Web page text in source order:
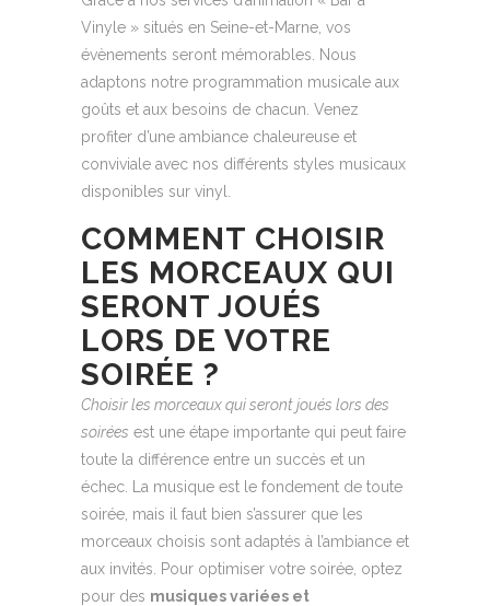
Vinyle » situés en Seine-et-Marne, vos
évènements seront mémorables. Nous
adaptons notre programmation musicale aux
goûts et aux besoins de chacun. Venez
profiter d’une ambiance chaleureuse et
conviviale avec nos différents styles musicaux
disponibles sur vinyl.
COMMENT CHOISIR
LES MORCEAUX QUI
SERONT JOUÉS
LORS DE VOTRE
SOIRÉE ?
Choisir les morceaux qui seront joués lors des
soirées est une étape importante qui peut faire
toute la différence entre un succès et un
échec. La musique est le fondement de toute
soirée, mais il faut bien s’assurer que les
morceaux choisis sont adaptés à l’ambiance et
aux invités. Pour optimiser votre soirée, optez
pour des musiques variées et